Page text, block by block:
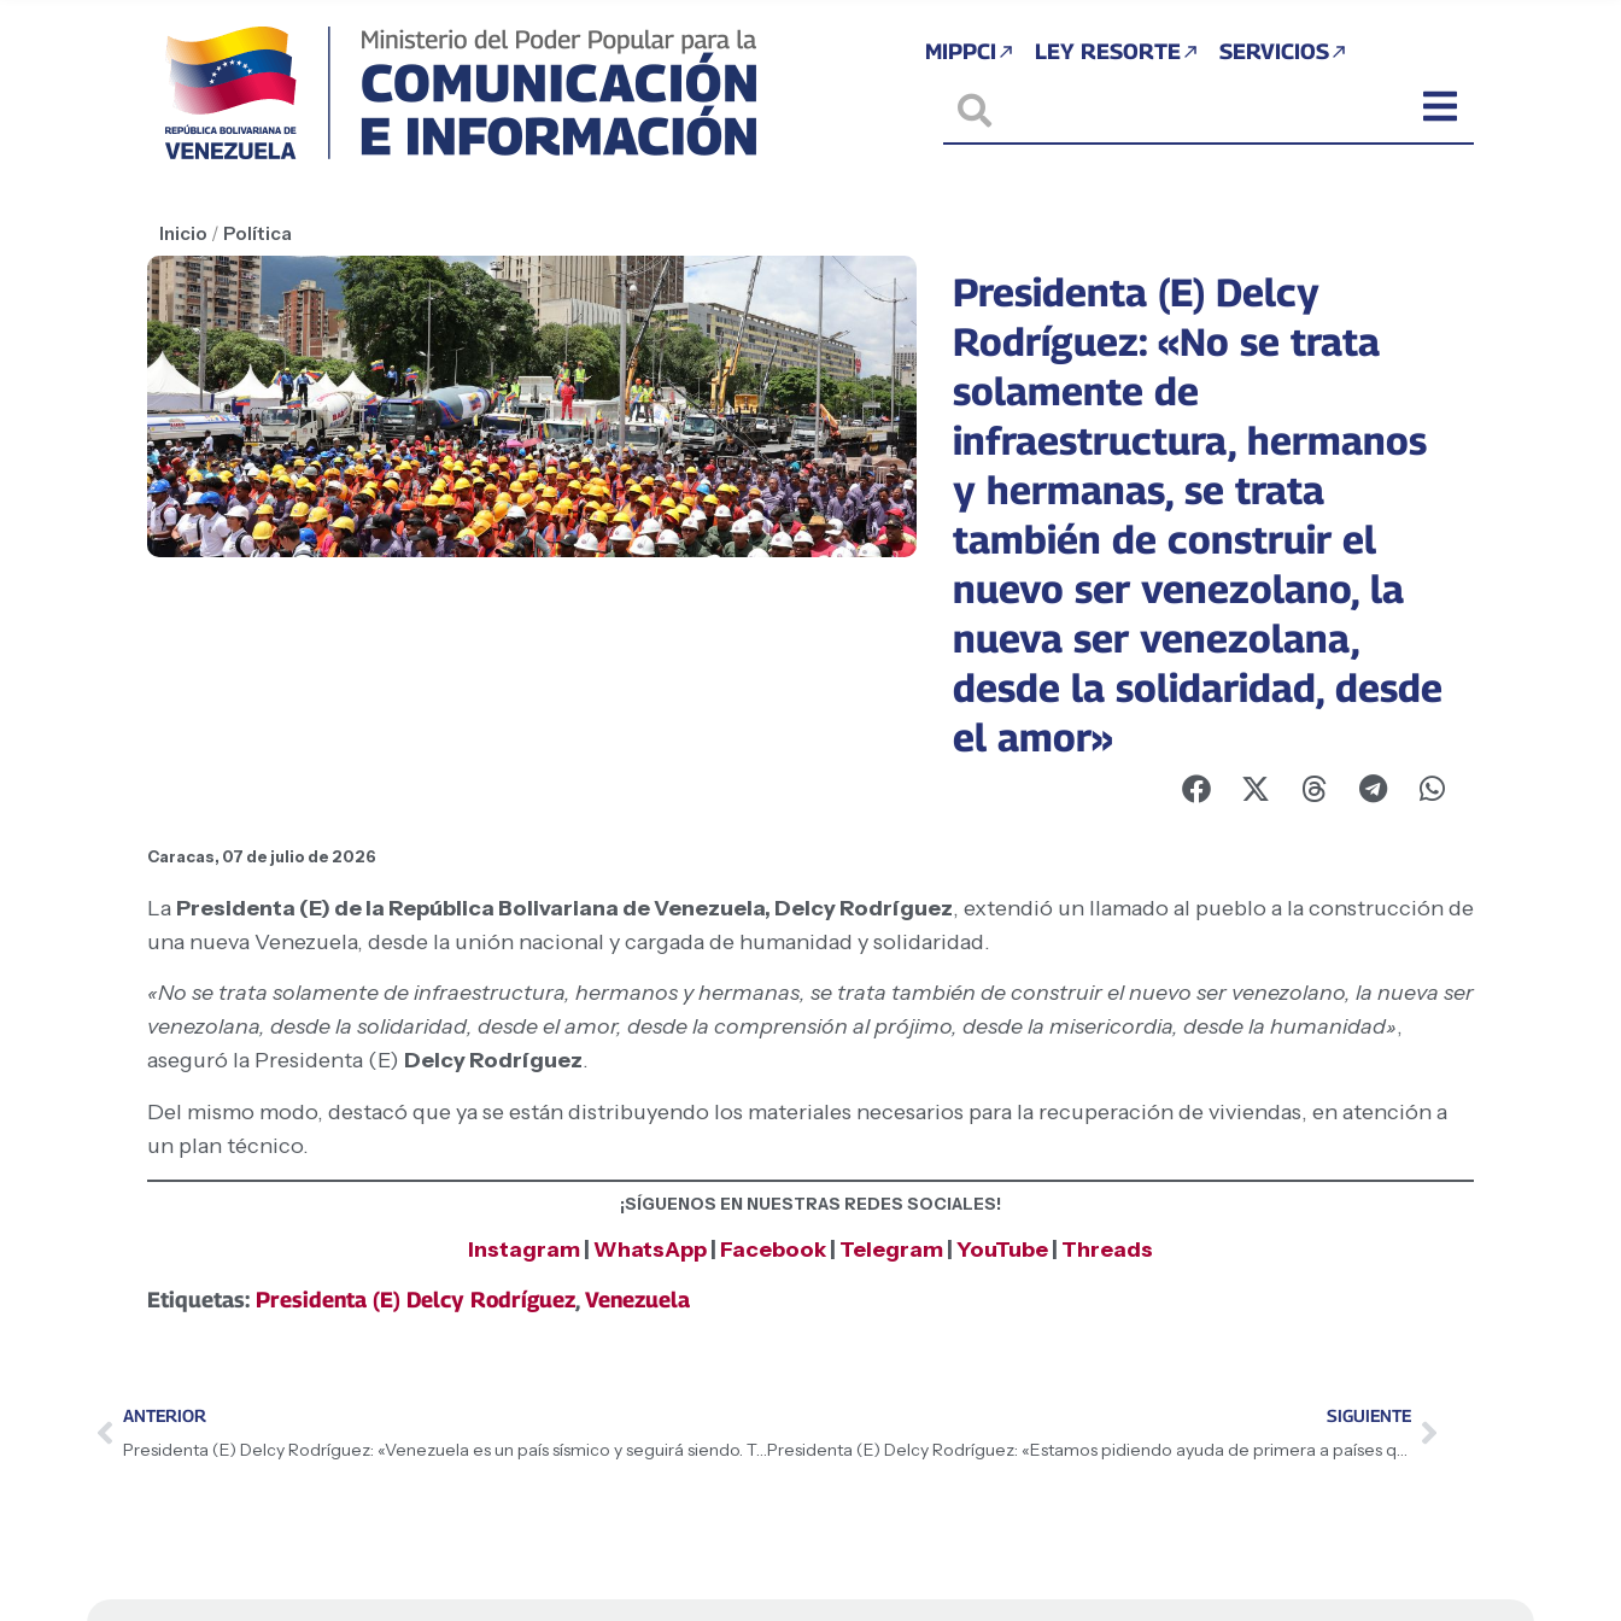
MIPPCI LEY RESORTE SERVICIOS
Inicio / Política
Presidenta (E) Delcy
Rodríguez: «No se trata
solamente de
infraestructura, hermanos
y hermanas, se trata
también de construir el
nuevo ser venezolano, la
nueva ser venezolana,
desde la solidaridad, desde
el amor»
Caracas, 07 de julio de 2026
La Presidenta (E) de la República Bolivariana de Venezuela, Delcy Rodríguez, extendió un llamado al pueblo a la construcción de
una nueva Venezuela, desde la unión nacional y cargada de humanidad y solidaridad.
«No se trata solamente de infraestructura, hermanos y hermanas, se trata también de construir el nuevo ser venezolano, la nueva ser
venezolana, desde la solidaridad, desde el amor, desde la comprensión al prójimo, desde la misericordia, desde la humanidad»,
aseguró la Presidenta (E) Delcy Rodríguez.
Del mismo modo, destacó que ya se están distribuyendo los materiales necesarios para la recuperación de viviendas, en atención a
un plan técnico.
¡SÍGUENOS EN NUESTRAS REDES SOCIALES!
Instagram WhatsApp Facebook Telegram YouTube Threads
Etiquetas: Presidenta (E) Delcy Rodríguez,Venezuela
ANTERIOR
Presidenta (E) Delcy Rodríguez: «Venezuela es un país sísmico y seguirá siendo. Tenemos que atender todos nuestros procesos constructivos con una habilitación técnica para no poner en riesgo en futuro a la familia»
SIGUIENTE
Presidenta (E) Delcy Rodríguez: «Estamos pidiendo ayuda de primera a países que también son países sísmicos como Japón, Perú, Chile. Ya hemos contactado a los gobiernos para tener aquí especialistas»